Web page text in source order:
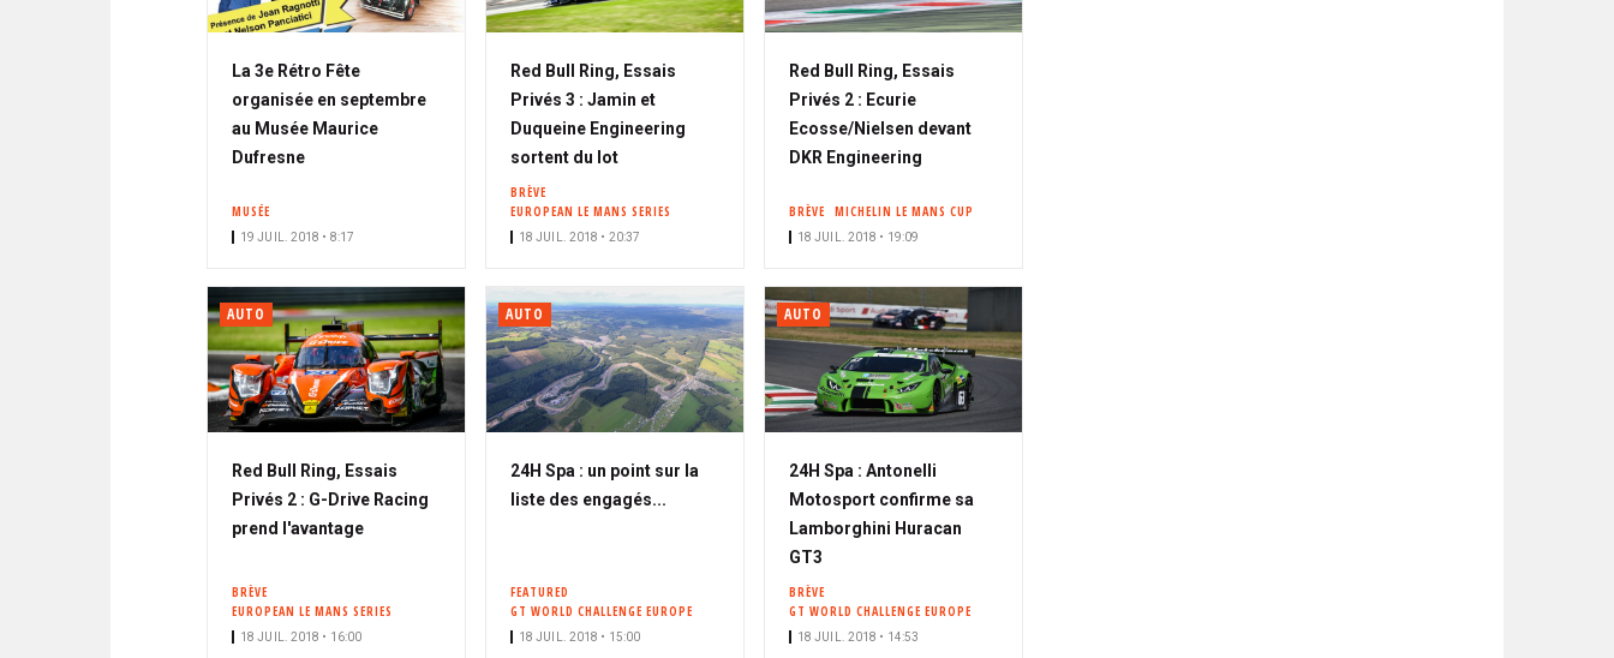
La 3e Rétro Fête
organisée en septembre
au Musée Maurice
Dufresne
MUSÉE
19 JUIL. 2018 • 8:17
Red Bull Ring, Essais
Privés 3 : Jamin et
Duqueine Engineering
sortent du lot
BRÈVE
EUROPEAN LE MANS SERIES
18 JUIL. 2018 • 20:37
Red Bull Ring, Essais
Privés 2 : Ecurie
Ecosse/Nielsen devant
DKR Engineering
BRÈVE MICHELIN LE MANS CUP
18 JUIL. 2018 • 19:09
AUTO
Red Bull Ring, Essais
Privés 2 : G-Drive Racing
prend l'avantage
BRÈVE
EUROPEAN LE MANS SERIES
18 JUIL. 2018 • 16:00
AUTO
24H Spa : un point sur la
liste des engagés...
FEATURED
GT WORLD CHALLENGE EUROPE
18 JUIL. 2018 • 15:00
AUTO
24H Spa : Antonelli
Motosport confirme sa
Lamborghini Huracan
GT3
BRÈVE
GT WORLD CHALLENGE EUROPE
18 JUIL. 2018 • 14:53